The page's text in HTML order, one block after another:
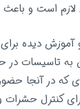
است و باعث
آموزش دیده
به تاسیسات در
که در آنجا
کنترل